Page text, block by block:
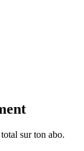
sur ton abo.